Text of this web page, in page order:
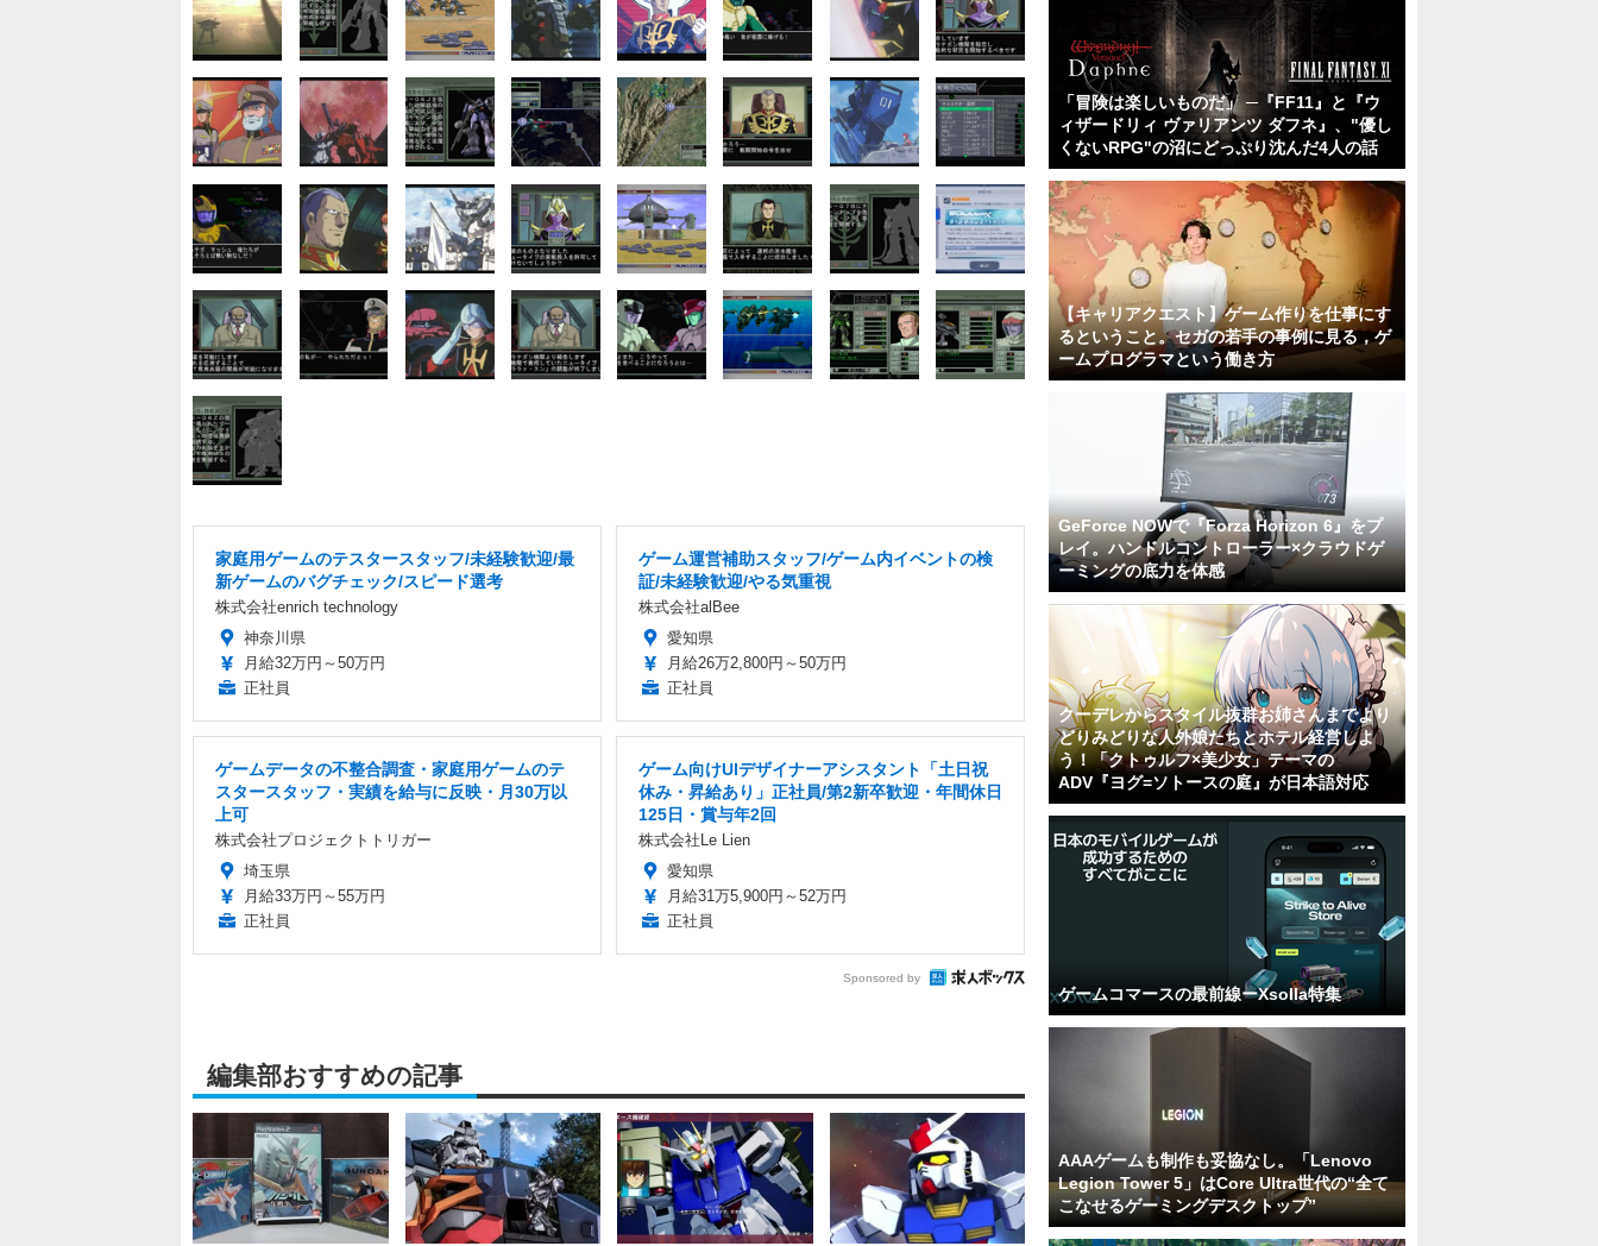
家庭用ゲームのテスタースタッフ/未経験歓迎/最
新ゲームのバグチェック/スピード選考
株式会社enrich technology
神奈川県
月給32万円～50万円
正社員
ゲーム運営補助スタッフ/ゲーム内イベントの検
証/未経験歓迎/やる気重視
株式会社alBee
愛知県
月給26万2,800円～50万円
正社員
ゲームデータの不整合調査・家庭用ゲームのテ
スタースタッフ・実績を給与に反映・月30万以
上可
株式会社プロジェクトトリガー
埼玉県
月給33万円～55万円
正社員
ゲーム向けUIデザイナーアシスタント「土日祝
休み・昇給あり」正社員/第2新卒歓迎・年間休日
125日・賞与年2回
株式会社Le Lien
愛知県
月給31万5,900円～52万円
正社員
Sponsored by
編集部おすすめの記事
「冒険は楽しいものだ」 ─『FF11』と『ウ
ィザードリィ ヴァリアンツ ダフネ』、"優し
くないRPG"の沼にどっぷり沈んだ4人の話
【キャリアクエスト】ゲーム作りを仕事にす
るということ。セガの若手の事例に見る，ゲ
ームプログラマという働き方
GeForce NOWで『Forza Horizon 6』をプ
レイ。ハンドルコントローラー×クラウドゲ
ーミングの底力を体感
クーデレからスタイル抜群お姉さんまでより
どりみどりな人外娘たちとホテル経営しよ
う！「クトゥルフ×美少女」テーマの
ADV『ヨグ=ソトースの庭』が日本語対応
ゲームコマースの最前線ーXsolla特集
AAAゲームも制作も妥協なし。「Lenovo
Legion Tower 5」はCore Ultra世代の“全て
こなせるゲーミングデスクトップ”